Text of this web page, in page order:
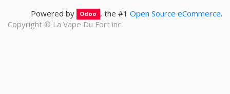
Powered by Odoo , the #1 Open Source eCommerce.
Copyright © La Vape Du Fort inc.